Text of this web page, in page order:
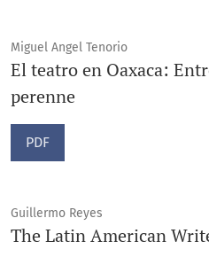
Miguel Angel Tenorio
El teatro en Oaxaca:
perenne
PDF
Guillermo Reyes
The Latin American